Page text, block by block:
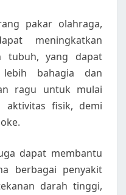
pakar olahraga,
meningkatkan
tubuh, yang dapat
bahagia dan
ragu untuk mulai
aktivitas fisik, demi
dapat membantu
berbagai penyakit
darah tinggi,